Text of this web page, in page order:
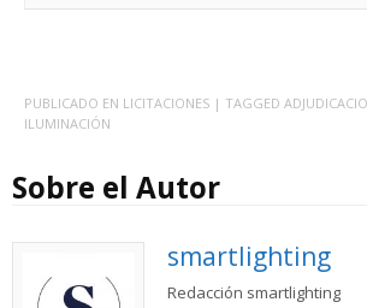
PUBLICADO EN LICITACIONES | TAGGED
ILUMINACIÓN
Sobre el Autor
smartlighting
Redacción smartlighting